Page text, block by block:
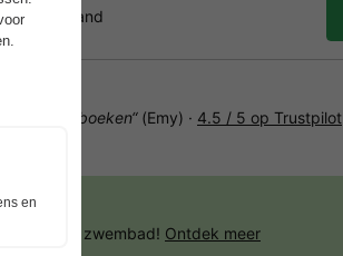
het strand
bij het boeken“(Emy) · 4.5 / 5 op Trustpilot
aan het zwembad! Ontdek meer